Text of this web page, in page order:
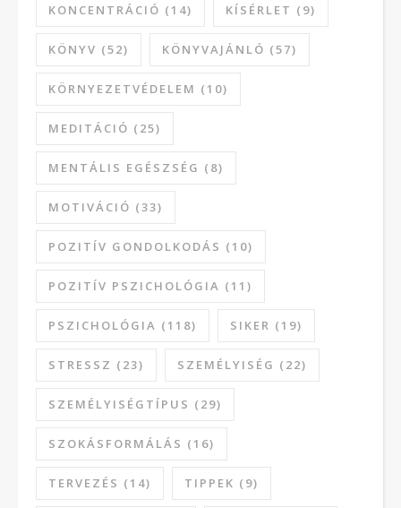
KONCENTRÁCIÓ (14) KÍSÉRLET (9)
KÖNYV (52) KÖNYVAJÁNLÓ (57)
KÖRNYEZETVÉDELEM (10)
MEDITÁCIÓ (25)
MENTÁLIS EGÉSZSÉG (8)
MOTIVÁCIÓ (33)
POZITÍV GONDOLKODÁS (10)
POZITÍV PSZICHOLÓGIA (11)
PSZICHOLÓGIA (118) SIKER (19)
STRESSZ (23) SZEMÉLYISÉG (22)
SZEMÉLYISÉGTÍPUS (29)
SZOKÁSFORMÁLÁS (16)
TERVEZÉS (14) TIPPEK (9)